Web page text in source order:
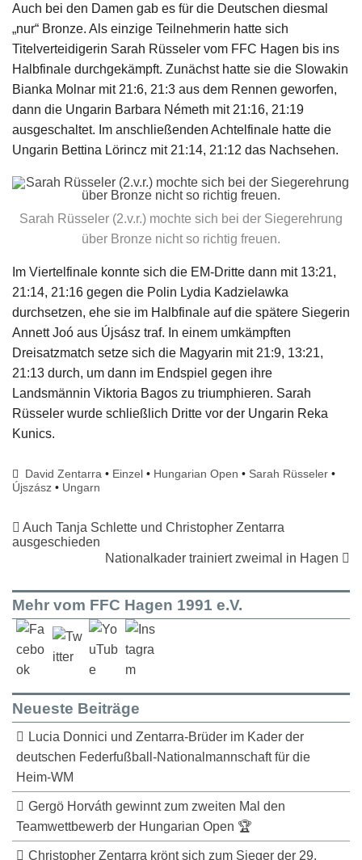
Auch bei den Damen gab es für die Deutschen diesmal
„nur“ Bronze. Als einzige Teilnehmerin hatte sich
Titelverteidigerin Sarah Rüsseler vom FFC Hagen bis ins
Halbfinale durchgekämpft. Zunächst hatte sie die Slowakin
Bianka Molnar mit 21:6, 21:3 aus dem Rennen geworfen,
dann die Ungarin Barbara Németh mit 21:16, 21:19
ausgeschaltet. Im anschließenden Achtelfinale hatte die
Ungarin Bettina Lörincz mit 21:14, 21:12 das Nachsehen.
Sarah Rüsseler (2.v.r.) mochte sich bei der Siegerehrung
über Bronze nicht so richtig freuen.
Im Viertelfinale konnte sich die EM-Dritte dann mit 13:21,
21:14, 21:16 gegen die Polin Lydia Kadzielawka
durchsetzen, ehe sie im Halbfinale auf die spätere Siegerin
Annett Joó aus Újsász traf. In einem umkämpften
Dreisatzmatch setze sich die Magyarin mit 21:9, 13:21,
21:13 durch, um dann im Endspiel gegen ihre
Landsmännin Viktoria Bagos zu triumphieren. Sarah
Rüsseler wurde schließlich Dritte vor der Ungarin Reka
Kunics.
David Zentarra • Einzel • Hungarian Open • Sarah Rüsseler •
Újszász • Ungarn
Auch Tanja Schlette und Christopher Zentarra
ausgeschieden
Nationalkader trainiert zweimal in Hagen
Mehr vom FFC Hagen 1991 e.V.
Neueste Beiträge
Lucia Donnici und Zentarra-Brüder im Kader der
deutschen Federfußball-Nationalmannschaft für die
Heim-WM
Gergö Horváth gewinnt zum zweiten Mal den
Teamwettbewerb der Hungarian Open 🏆
Christopher Zentarra krönt sich zum Sieger der 29.